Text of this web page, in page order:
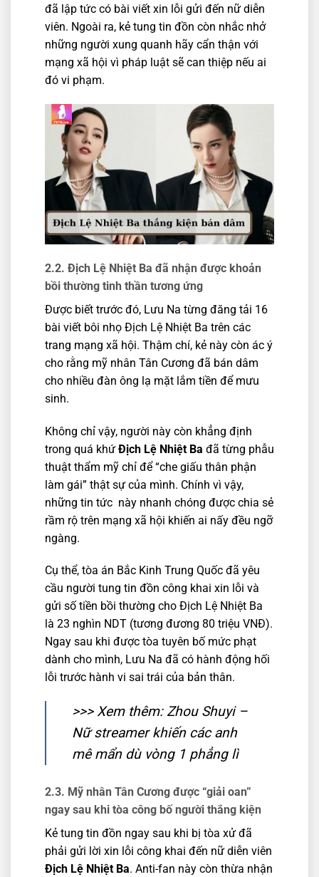
đã lập tức có bài viết xin lỗi gửi đến nữ diễn
viên. Ngoài ra, kẻ tung tin đồn còn nhắc nhở
những người xung quanh hãy cẩn thận với
mạng xã hội vì pháp luật sẽ can thiệp nếu ai
đó vi phạm.
2.2. Địch Lệ Nhiệt Ba đã nhận được khoản
bồi thường tinh thần tương ứng
Được biết trước đó, Lưu Na từng đăng tải 16
bài viết bôi nhọ Địch Lệ Nhiệt Ba trên các
trang mạng xã hội. Thậm chí, kẻ này còn ác ý
cho rằng mỹ nhân Tân Cương đã bán dâm
cho nhiều đàn ông lạ mặt lắm tiền để mưu
sinh.
Không chỉ vậy, người này còn khẳng định
trong quá khứ Địch Lệ Nhiệt Ba đã từng phẫu
thuật thẩm mỹ chỉ để “che giấu thân phận
làm gái” thật sự của mình. Chính vì vậy,
những tin tức này nhanh chóng được chia sẻ
rầm rộ trên mạng xã hội khiến ai nấy đều ngỡ
ngàng.
Cụ thể, tòa án Bắc Kinh Trung Quốc đã yêu
cầu người tung tin đồn công khai xin lỗi và
gửi số tiền bồi thường cho Địch Lệ Nhiệt Ba
là 23 nghìn NDT (tương đương 80 triệu VNĐ).
Ngay sau khi được tòa tuyên bố mức phạt
dành cho mình, Lưu Na đã có hành động hối
lỗi trước hành vi sai trái của bản thân.
>>> Xem thêm: Zhou Shuyi –
Nữ streamer khiến các anh
mê mẩn dù vòng 1 phẳng lì
2.3. Mỹ nhân Tân Cương được “giải oan”
ngay sau khi tòa công bố người thắng kiện
Kẻ tung tin đồn ngay sau khi bị tòa xử đã
phải gửi lời xin lỗi công khai đến nữ diễn viên
Địch Lệ Nhiệt Ba. Anti-fan này còn thừa nhận